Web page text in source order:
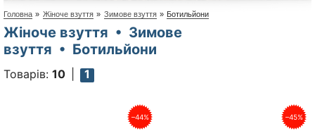
Головна » Жіноче взуття » Зимове взуття » Ботильйони
Жіноче взуття • Зимове
взуття • Ботильйони
Товарів: 10 1
–44% –45%